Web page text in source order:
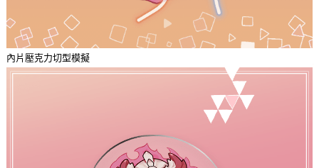
內片壓克力切型模擬